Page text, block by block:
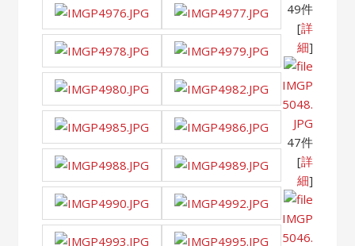
49件
[詳
細]
IMGP
5048.
JPG
47件
[詳
細]
IMGP
5046.